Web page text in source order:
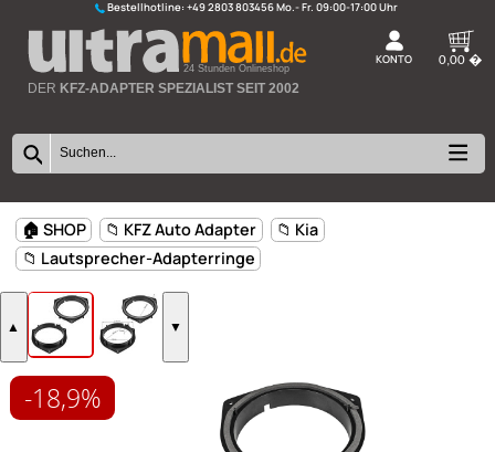
Bestellhotline:+49 2803 803456
24 Stunden Onlineshop
🏠 SHOP 📁 KFZ Auto Adapter
📁 Lautsprecher-Adapterringe
▲ ▼
-18,9%